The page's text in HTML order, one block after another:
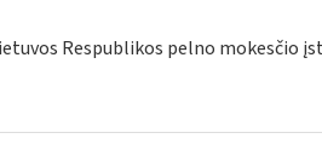
Respublikos pelno mokesčio